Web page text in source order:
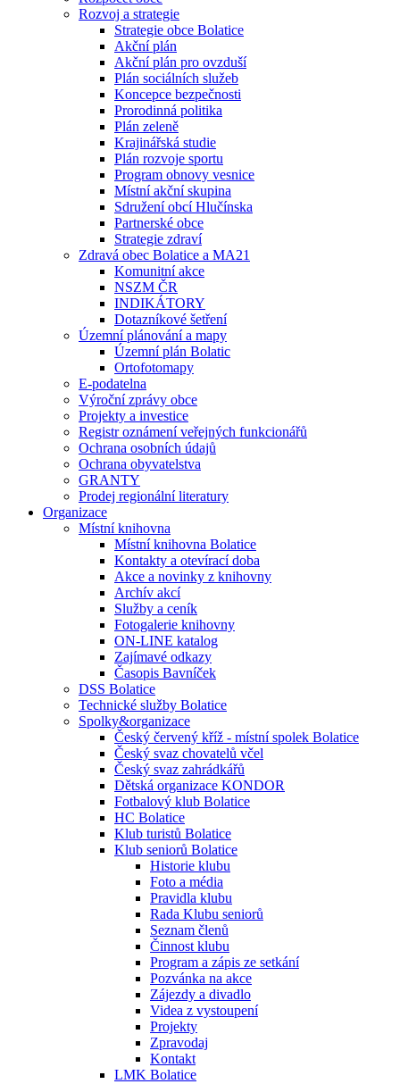
Rozvoj a strategie
Strategie obce Bolatice
Akční plán
Akční plán pro ovzduší
Plán sociálních služeb
Koncepce bezpečnosti
Prorodinná politika
Plán zeleně
Krajinářská studie
Plán rozvoje sportu
Program obnovy vesnice
Místní akční skupina
Sdružení obcí Hlučínska
Partnerské obce
Strategie zdraví
Zdravá obec Bolatice a MA21
Komunitní akce
NSZM ČR
INDIKÁTORY
Dotazníkové šetření
Územní plánování a mapy
Územní plán Bolatic
Ortofotomapy
E-podatelna
Výroční zprávy obce
Projekty a investice
Registr oznámení veřejných funkcionářů
Ochrana osobních údajů
Ochrana obyvatelstva
GRANTY
Prodej regionální literatury
Organizace
Místní knihovna
Místní knihovna Bolatice
Kontakty a otevírací doba
Akce a novinky z knihovny
Archív akcí
Služby a ceník
Fotogalerie knihovny
ON-LINE katalog
Zajímavé odkazy
Časopis Bavníček
DSS Bolatice
Technické služby Bolatice
Spolky&organizace
Český červený kříž - místní spolek Bolatice
Český svaz chovatelů včel
Český svaz zahrádkářů
Dětská organizace KONDOR
Fotbalový klub Bolatice
HC Bolatice
Klub turistů Bolatice
Klub seniorů Bolatice
Historie klubu
Foto a média
Pravidla klubu
Rada Klubu seniorů
Seznam členů
Činnost klubu
Program a zápis ze setkání
Pozvánka na akce
Zájezdy a divadlo
Videa z vystoupení
Projekty
Zpravodaj
Kontakt
LMK Bolatice